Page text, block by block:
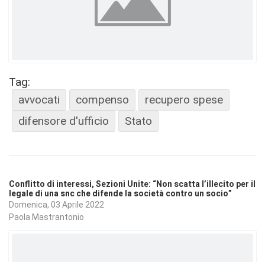
Tag:
avvocati
compenso
recupero spese
difensore d'ufficio
Stato
Conflitto di interessi, Sezioni Unite: “Non scatta l’illecito per il
legale di una snc che difende la società contro un socio”
Domenica, 03 Aprile 2022
Paola Mastrantonio